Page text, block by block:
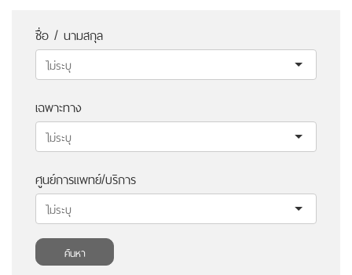
ชื่อ / นามสกุล
เฉพาะทาง
ศูนย์การแพทย์/บริการ
ค้นหา